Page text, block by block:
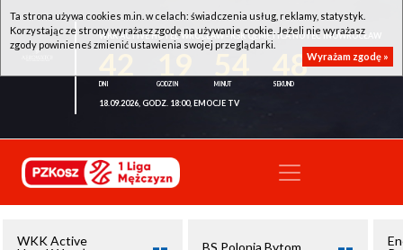
WKK ACTIVE HOTEL WROCŁAW - KSK QEMETICA NOTEĆ INOWROCŁAW
48
18.09.2026, GODZ. 18:00, EMOCJE TV
WKK Active
Ta strona używa cookies m.in. w celach: świadczenia usług, reklamy, statystyk.
Korzystając ze strony wyrażasz zgodę na używanie cookie. Jeżeli nie wyrażasz
zgody powinieneś zmienić ustawienia swojej przeglądarki.
Wyrażam zgodę »